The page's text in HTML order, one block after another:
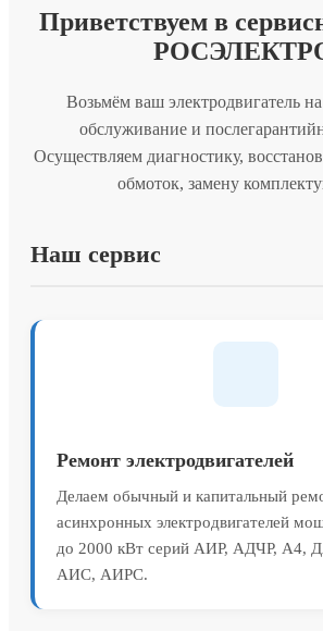
Приветствуем в
Возьмём ваш электродвигатель
обслуживание и
Осуществляем диагностику,
обмоток, замену
Наш сервис
Ремонт электродвигателей
Делаем обычный и капитальный
асинхронных электродвигателей
до 2000 кВт серий АИР, АДЧР, А4,
АИС, АИРС.